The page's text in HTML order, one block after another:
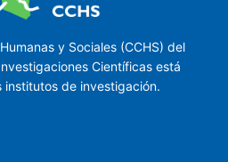
y Sociales (CCHS) del
Científicas está
institutos de investigación.